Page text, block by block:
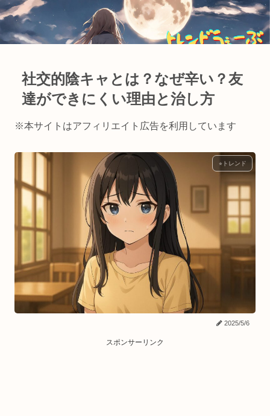
社交的陰キャとは？なぜ辛い？友
達ができにくい理由と治し方
※本サイトはアフィリエイト広告を利用しています
⭐︎トレンド
2025/5/6
スポンサーリンク